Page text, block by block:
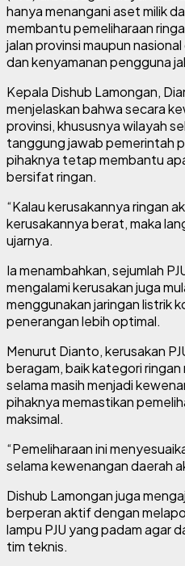
hanya menangani aset milik
membantu pemeliharaan
jalan provinsi maupun
dan kenyamanan pengguna
Kepala Dishub Lamongan,
menjelaskan bahwa secara
provinsi, khususnya wilayah
tanggung jawab pemerintah
pihaknya tetap membantu
bersifat ringan.
“Kalau kerusakannya ringan
kerusakannya berat, maka
ujarnya.
Ia menambahkan, sejumlah
mengalami kerusakan juga
menggunakan jaringan listrik
penerangan lebih optimal.
Menurut Dianto, kerusakan
beragam, baik kategori
selama masih menjadi
pihaknya memastikan
maksimal.
“Pemeliharaan ini
selama kewenangan daerah
Dishub Lamongan juga
berperan aktif dengan
lampu PJU yang padam agar
tim teknis.